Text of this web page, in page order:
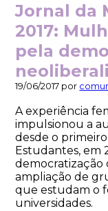
Jornal da
2017:
pela
19/06/2017 por
A experiência
impulsionou a
desde o
Estudantes, em
democratização
ampliação de
que estudam o
universidades.